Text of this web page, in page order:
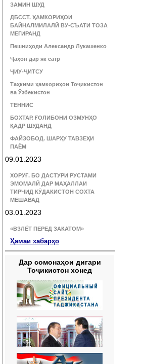
ЗАМИН ШУД
ДБССТ. ҲАМКОРИҲОИ
БАЙНАЛМИЛАЛӢ ВУ-СЪАТИ ТОЗА
МЕГИРАНД
Пешниҳоди Александр Лукашенко
Ҷаҳон дар як сатр
ҶИУ-ҶИТСУ
Таҳкими ҳамкориҳои Тоҷикистон
ва Ӯзбекистон
ТЕННИС
БОХТАР. ҒОЛИБОНИ ОЗМУНҲО
ҚАДР ШУДАНД
ФАЙЗОБОД. ШАРҲУ ТАВЗЕҲИ
ПАЁМ
09.01.2023
ХОРУҒ. БО ДАСТУРИ РУСТАМИ
ЭМОМАЛӢ ДАР МАҲАЛЛАИ
ТИРЧИД КӮДАКИСТОН СОХТА
МЕШАВАД
03.01.2023
«ВЗЛЁТ ПЕРЕД ЗАКАТОМ»
Ҳамаи хабарҳо
Дар сомонаҳои дигари
Тоҷикистон хонед